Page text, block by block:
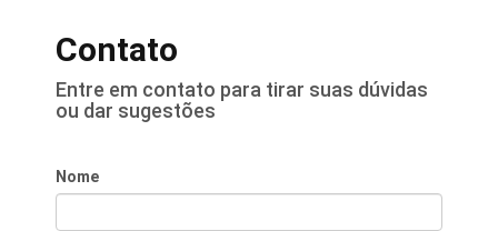
Contato
Entre em contato para tirar suas dúvidas
ou dar sugestões
Nome